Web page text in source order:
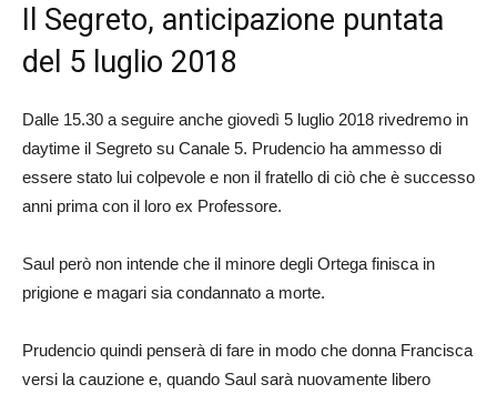
Il Segreto, anticipazione puntata
del 5 luglio 2018
Dalle 15.30 a seguire anche giovedì 5 luglio 2018 rivedremo in
daytime il Segreto su Canale 5. Prudencio ha ammesso di
essere stato lui colpevole e non il fratello di ciò che è successo
anni prima con il loro ex Professore.
Saul però non intende che il minore degli Ortega finisca in
prigione e magari sia condannato a morte.
Prudencio quindi penserà di fare in modo che donna Francisca
versi la cauzione e, quando Saul sarà nuovamente libero